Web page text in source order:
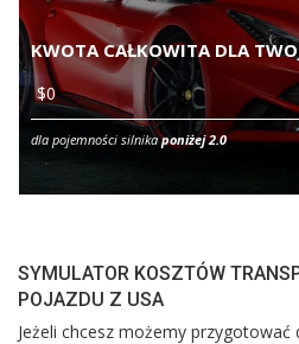
KWOTA CAŁKOWITA DLA
dla pojemności silnikaponiżej 2.0
SYMULATOR KOSZTÓW
POJAZDU Z USA
Jeżeli chcesz możemy przygotować